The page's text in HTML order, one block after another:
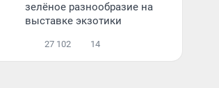
зелёное разнообразие на
выставке экзотики
27 102 14